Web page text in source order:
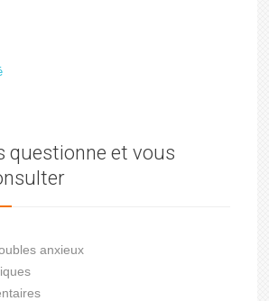
questionne et vous
anxieux